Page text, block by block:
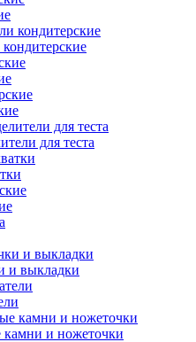
для теста
и выкладки
и ножеточки